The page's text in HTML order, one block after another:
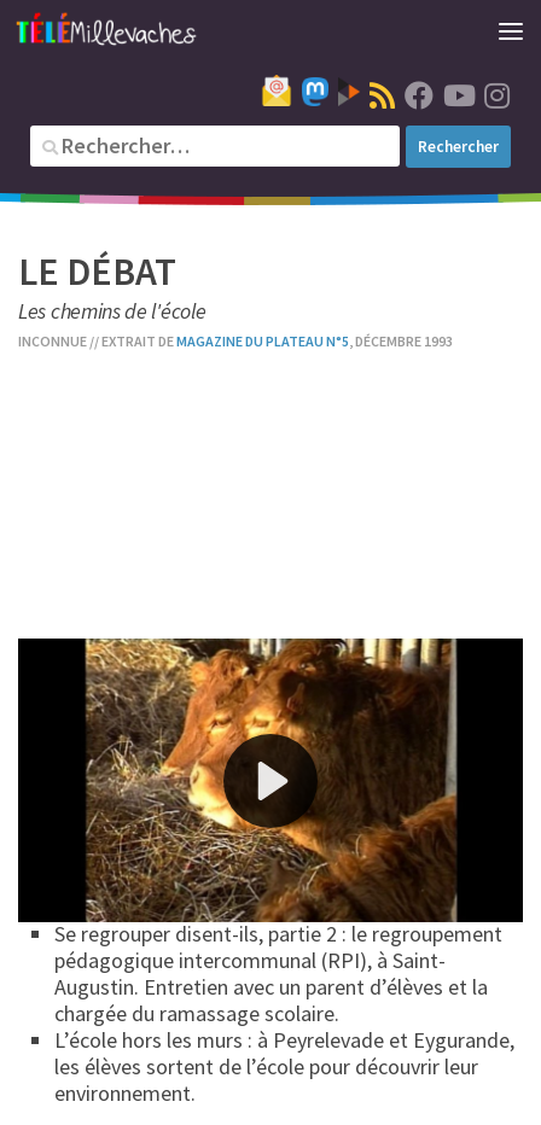
LE DÉBAT
Les chemins de l'école
INCONNUE // EXTRAIT DEMAGAZINE DU PLATEAU N°5 , DÉCEMBRE 1993
Débat en plateau et reportages :
Small is beautiful ? : visite aux huit élèves et à
l’instituteur-directeur de la plus petite école du
plateau, celle de Féniers : une école en sursis ?
Se regrouper disent-ils, partie 1 : le regroupement
pédagogique concentré (RPC), par l’exemple de
Flayat, Saint-Merd-la-Breuille et Saint-Agnant-près-
Crocq. Témoignages des maires de Flayat et de
Saint-Agnant-près-Crocq.
Se regrouper disent-ils, partie 2 : le regroupement
pédagogique intercommunal (RPI), à Saint-
Augustin. Entretien avec un parent d’élèves et la
chargée du ramassage scolaire.
L’école hors les murs : à Peyrelevade et Eygurande,
les élèves sortent de l’école pour découvrir leur
environnement.